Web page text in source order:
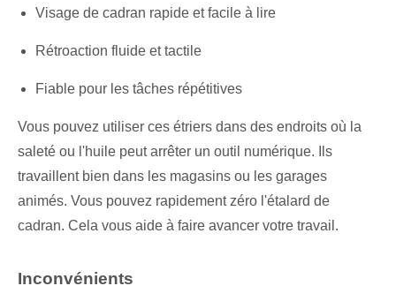
Visage de cadran rapide et facile à lire
Rétroaction fluide et tactile
Fiable pour les tâches répétitives
Vous pouvez utiliser ces étriers dans des endroits où la
saleté ou l'huile peut arrêter un outil numérique. Ils
travaillent bien dans les magasins ou les garages
animés. Vous pouvez rapidement zéro l'étalard de
cadran. Cela vous aide à faire avancer votre travail.
Inconvénients